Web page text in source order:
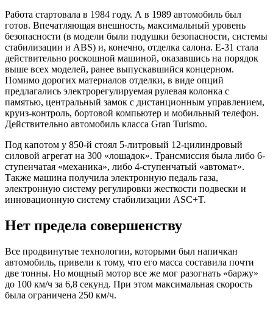
Работа стартовала в 1984 году. А в 1989 автомобиль был
готов. Впечатляющая внешность, максимальный уровень
безопасности (в модели были подушки безопасности, системы
стабилизации и ABS) и, конечно, отделка салона. Е-31 стала
действительно роскошной машиной, оказавшись на порядок
выше всех моделей, ранее выпускавшийся концерном.
Помимо дорогих материалов отделки, в виде опций
предлагались электрорегулируемая рулевая колонка с
памятью, центральный замок с дистанционным управлением,
круиз-контроль, бортовой компьютер и мобильный телефон.
Действительно автомобиль класса Gran Turismo.
Под капотом у 850-й стоял 5-литровый 12-цилиндровый
силовой агрегат на 300 «лошадок». Трансмиссия была либо 6-
ступенчатая «механика», либо 4-ступенчатый «автомат».
Также машина получила электронную педаль газа,
электронную систему регулировки жесткости подвески и
инновационную систему стабилизации ASC+T.
Нет предела совершенству
Все продвинутые технологии, которыми был напичкан
автомобиль, привели к тому, что его масса составила почти
две тонны. Но мощный мотор все же мог разогнать «баржу»
до 100 км/ч за 6,8 секунд. При этом максимальная скорость
была ограничена 250 км/ч.